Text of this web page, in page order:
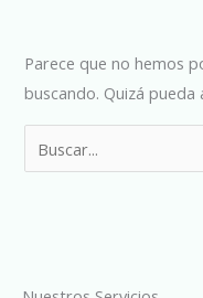
Parece que no hemos
buscando. Quizá